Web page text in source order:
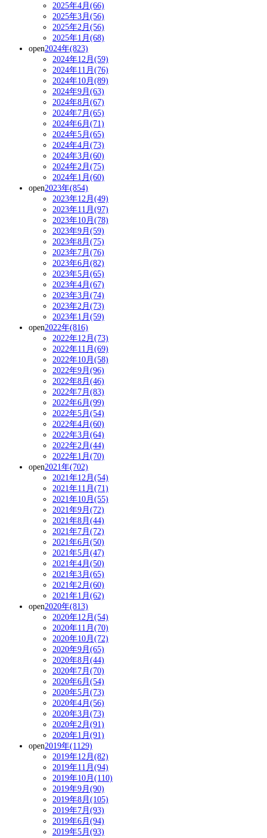
2025年4月(66)
2025年3月(56)
2025年2月(56)
2025年1月(68)
open2024年(823)
2024年12月(59)
2024年11月(76)
2024年10月(89)
2024年9月(63)
2024年8月(67)
2024年7月(65)
2024年6月(71)
2024年5月(65)
2024年4月(73)
2024年3月(60)
2024年2月(75)
2024年1月(60)
open2023年(854)
2023年12月(49)
2023年11月(97)
2023年10月(78)
2023年9月(59)
2023年8月(75)
2023年7月(76)
2023年6月(82)
2023年5月(65)
2023年4月(67)
2023年3月(74)
2023年2月(73)
2023年1月(59)
open2022年(816)
2022年12月(73)
2022年11月(69)
2022年10月(58)
2022年9月(96)
2022年8月(46)
2022年7月(83)
2022年6月(99)
2022年5月(54)
2022年4月(60)
2022年3月(64)
2022年2月(44)
2022年1月(70)
open2021年(702)
2021年12月(54)
2021年11月(71)
2021年10月(55)
2021年9月(72)
2021年8月(44)
2021年7月(72)
2021年6月(50)
2021年5月(47)
2021年4月(50)
2021年3月(65)
2021年2月(60)
2021年1月(62)
open2020年(813)
2020年12月(54)
2020年11月(70)
2020年10月(72)
2020年9月(65)
2020年8月(44)
2020年7月(70)
2020年6月(54)
2020年5月(73)
2020年4月(56)
2020年3月(73)
2020年2月(91)
2020年1月(91)
open2019年(1129)
2019年12月(82)
2019年11月(94)
2019年10月(110)
2019年9月(90)
2019年8月(105)
2019年7月(93)
2019年6月(94)
2019年5月(93)